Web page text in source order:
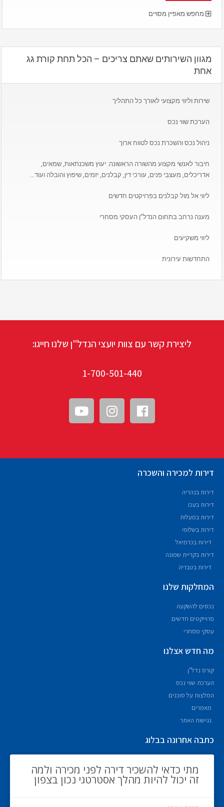
מחפש מאפיין מסויים
מגוון השירותים שאתם צריכים – הכל תחת קורת גג
אחת
שירות וליווי מקצועי לאורך כל התהליך
הערכת שווי נכס
ניהול נכס והשכרת נכס לטווח ארוך
חיבור לאנשי מקצוע מהשורה הראשונה: יעוץ משכנתאות, שמאים,
אדריכלים, מעצבי פנים, עורכי דין, קבלנים, יזמים, שיפוץ והובלה ועוד…
ליווי אל מול קבלנים בפרויקטים חדשים
מענה נרחב בתחום הנדל”ן העסקי מסחרי
ליווי משקיעים
התחדשות עירונית
ליצירת קשר עם צוות יועצי הנדל"ן שלנו חייגו:
1-700-501-440
דירות למכירה והשכרה
דירות בנהריה
דירות בעכו
דירות במעלות
דירות בשלומי
דירות בכרמיאל
דירות בקריית שמונה
דירות בטבריה
המחלקות שלנו
נכסים להשקעה
פרוייקטים חדשים
עסקי מסחרי
מה חדש אצלנו
קורס נדל"ן
הערכת שווי נכס
המלצות על סוכנים
מאמרים
נגישות האתר
כתבה אחרונה בבלוג
מתי כדאי להשכיר דירה לפני מכירה ולמה
זה יכול להיות מהלך אסטרטגי נכון בצפון